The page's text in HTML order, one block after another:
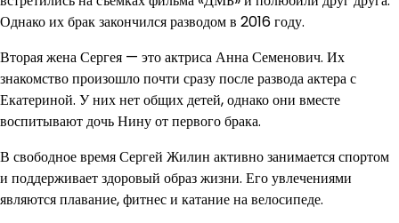
Однако их брак закончился разводом в 2016 году.
Вторая жена Сергея — это актриса Анна Семенович. Их
знакомство произошло почти сразу после развода актера с
Екатериной. У них нет общих детей, однако они вместе
воспитывают дочь Нину от первого брака.
В свободное время Сергей Жилин активно занимается спортом
и поддерживает здоровый образ жизни. Его увлечениями
являются плавание, фитнес и катание на велосипеде.